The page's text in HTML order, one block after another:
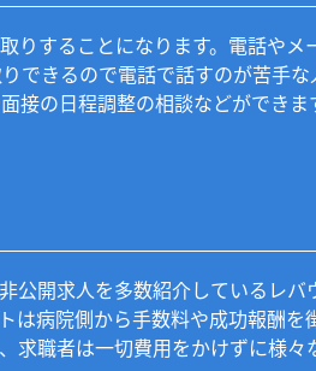
りすることになります。電話やメ
できるので電話で話すのが苦手
接の日程調整の相談などができま
公開求人を多数紹介しているレバ
は病院側から手数料や成功報酬を
求職者は一切費用をかけずに様々